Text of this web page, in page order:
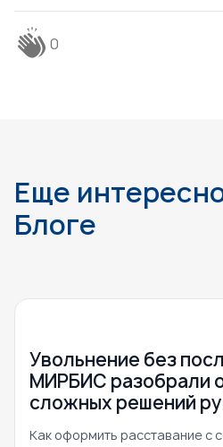
0
Еще
Блоге
Увольнение без
МИРБИС разобрали
сложных решений
Как оформить расставание с